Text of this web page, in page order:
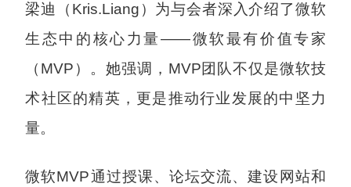
梁迪（Kris.Liang）为与会者深入介绍了微软
生态中的核心力量——微软最有价值专家
（MVP）。她强调，MVP团队不仅是微软技
术社区的精英，更是推动行业发展的中坚力
量。
微软MVP通过授课、论坛交流、建设网站和